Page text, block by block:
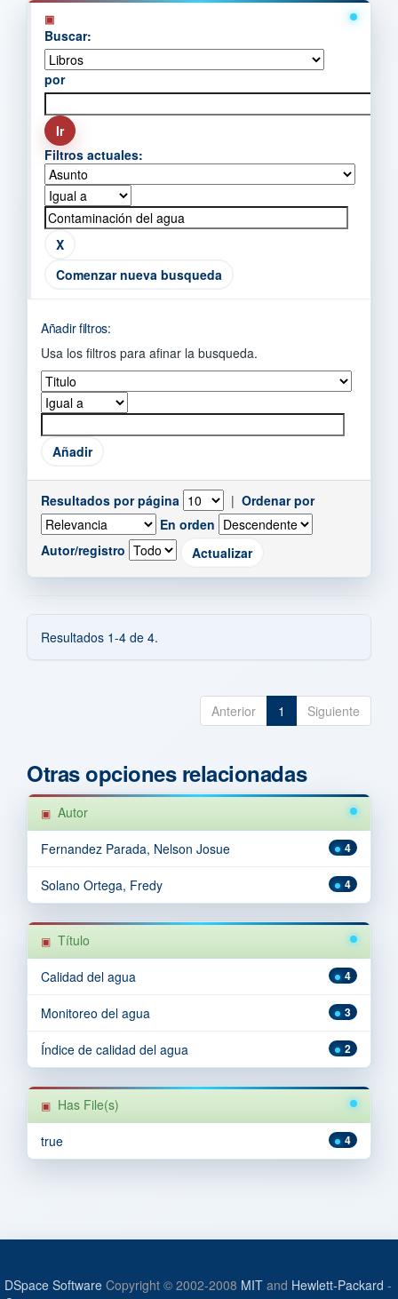
Buscar:
por
Filtros actuales:
Comenzar nueva busqueda
Añadir filtros:
Usa los filtros para afinar la busqueda.
Resultados por página | Ordenar por
En orden
Autor/registro
Resultados 1-4 de 4.
Anterior 1 Siguiente
Otras opciones relacionadas
Autor
4
Fernandez Parada, Nelson Josue
4
Solano Ortega, Fredy
Título
4
Calidad del agua
3
Monitoreo del agua
2
Índice de calidad del agua
Has File(s)
4
true
DSpace Software Copyright © 2002-2008 MIT and Hewlett-Packard -